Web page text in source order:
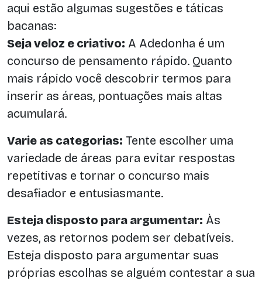
aqui estão algumas sugestões e táticas
bacanas:
Seja veloz e criativo: A Adedonha é um
concurso de pensamento rápido. Quanto
mais rápido você descobrir termos para
inserir as áreas, pontuações mais altas
acumulará.
Varie as categorias: Tente escolher uma
variedade de áreas para evitar respostas
repetitivas e tornar o concurso mais
desafiador e entusiasmante.
Esteja disposto para argumentar: Às
vezes, as retornos podem ser debatíveis.
Esteja disposto para argumentar suas
próprias escolhas se alguém contestar a sua